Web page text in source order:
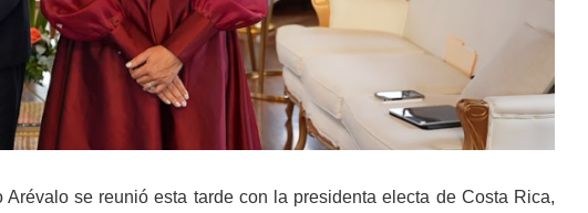
se reunió esta tarde con la presidenta electa de Costa Rica,